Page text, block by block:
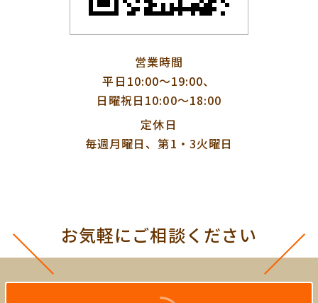
営業時間
平日10:00〜19:00、
日曜祝日10:00〜18:00
定休日
毎週月曜日、第1・3火曜日
お気軽にご相談ください